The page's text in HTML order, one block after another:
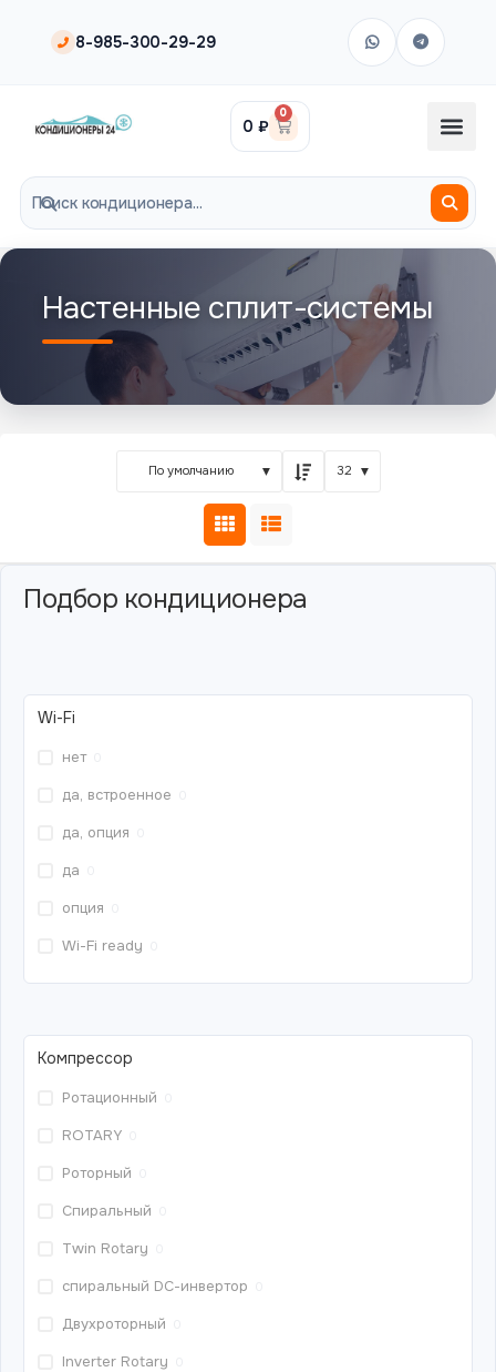
8-985-300-29-29
0 ₽
0
Настенные сплит-системы
По умолчанию 32
Подбор кондиционера
Wi-Fi
нет
да, встроенное
да, опция
да
опция
Wi-Fi ready
Компрессор
Ротационный
ROTARY
Роторный
Спиральный
Twin Rotary
спиральный DС-инвертор
Двухроторный
Inverter Rotary